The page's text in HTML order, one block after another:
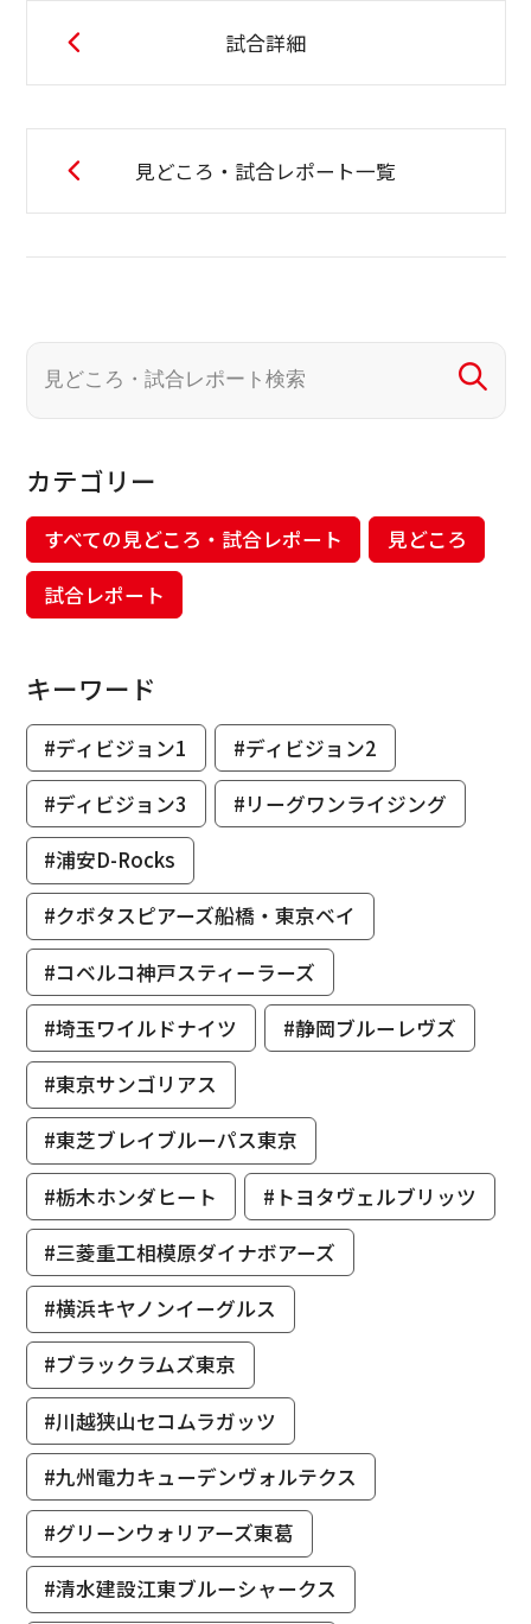
試合詳細
見どころ・試合レポート一覧
カテゴリー
すべての見どころ・試合レポート
見どころ
試合レポート
キーワード
#ディビジョン1
#ディビジョン2
#ディビジョン3
#リーグワンライジング
#浦安D-Rocks
#クボタスピアーズ船橋・東京ベイ
#コベルコ神戸スティーラーズ
#埼玉ワイルドナイツ
#静岡ブルーレヴズ
#東京サンゴリアス
#東芝ブレイブルーパス東京
#栃木ホンダヒート
#トヨタヴェルブリッツ
#三菱重工相模原ダイナボアーズ
#横浜キヤノンイーグルス
#ブラックラムズ東京
#川越狭山セコムラガッツ
#九州電力キューデンヴォルテクス
#グリーンウォリアーズ東葛
#清水建設江東ブルーシャークス